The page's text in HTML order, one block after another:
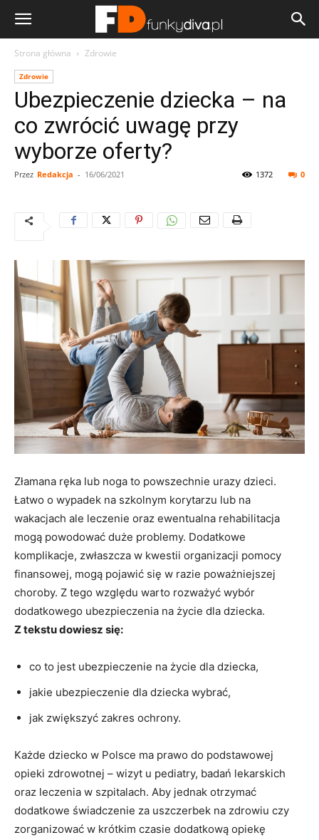
Strona główna Zdrowie
Zdrowie
Ubezpieczenie dziecka – na
co zwrócić uwagę przy
wyborze oferty?
Przez Redakcja - 16/06/2021 0
1372
Złamana ręka lub noga to powszechnie urazy dzieci.
Łatwo o wypadek na szkolnym korytarzu lub na
wakacjach ale leczenie oraz ewentualna rehabilitacja
mogą powodować duże problemy. Dodatkowe
komplikacje, zwłaszcza w kwestii organizacji pomocy
finansowej, mogą pojawić się w razie poważniejszej
choroby. Z tego względu warto rozważyć wybór
dodatkowego ubezpieczenia na życie dla dziecka.
Z tekstu dowiesz się:
co to jest ubezpieczenie na życie dla dziecka,
jakie ubezpieczenie dla dziecka wybrać,
jak zwiększyć zakres ochrony.
Każde dziecko w Polsce ma prawo do podstawowej
opieki zdrowotnej – wizyt u pediatry, badań lekarskich
oraz leczenia w szpitalach. Aby jednak otrzymać
dodatkowe świadczenie za uszczerbek na zdrowiu czy
zorganizować w krótkim czasie dodatkową opiekę